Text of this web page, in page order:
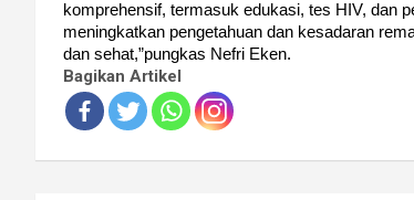
komprehensif, termasuk edukasi, tes HIV, dan
meningkatkan pengetahuan dan kesadaran
dan sehat,”pungkas Nefri Eken.
Bagikan Artikel